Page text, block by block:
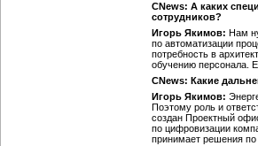
CNews: А каких
сотрудников?
Игорь Якимов: Нам
по автоматизации
потребность в
обучению персонала.
CNews: Какие
Игорь Якимов:
Поэтому роль и
создан Проектный
по цифровизации
принимает решения